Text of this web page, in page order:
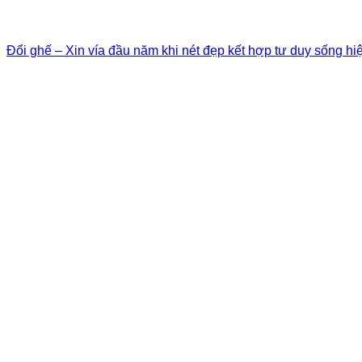
Đổi ghế – Xin vía đầu năm khi nét đẹp kết hợp tư duy sống